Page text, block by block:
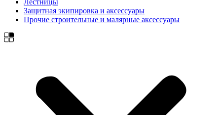
Лестницы
Защитная экипировка и аксессуары
Прочие строительные и малярные аксессуары